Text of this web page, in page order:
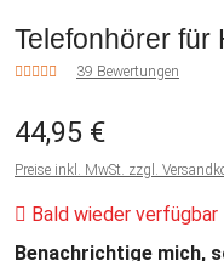
Telefonhörer für
39 Bewertungen
44,95 €
Preise inkl. MwSt. zzgl.
Bald wieder verfügbar
Benachrichtige mich,